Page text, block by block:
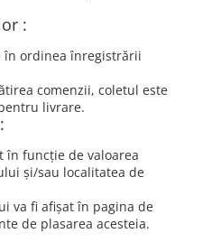
:
în ordinea înregistrării
comenzii, coletul este
livrare.
în funcție de valoarea
și/sau localitatea de
va fi afișat în pagina de
de plasarea acesteia.